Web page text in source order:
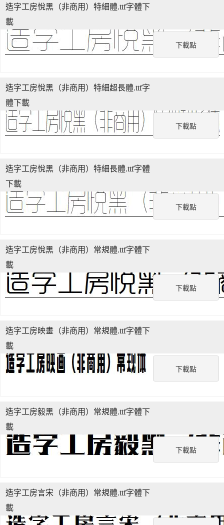
下載點
造字工房悅黑（非商用）特細體.ttf字體下
載
下載點
造字工房悅黑（非商用）特細超長體.ttf字
體下載
下載點
造字工房悅黑（非商用）特細長體.ttf字體
下載
下載點
造字工房悅黑（非商用）常規體.ttf字體下
載
下載點
造字工房映畫（非商用）常規體.ttf字體下
載
下載點
造字工房毅黑（非商用）常規體.ttf字體下
載
造字工房言宋（非商用）常規體.ttf字體下
載